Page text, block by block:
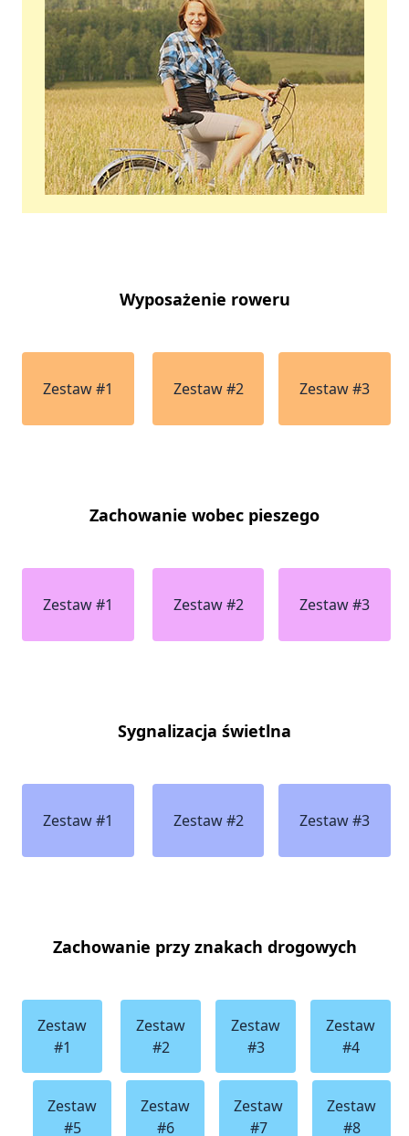
Wyposażenie roweru
Zestaw #1 Zestaw #2 Zestaw #3
Zachowanie wobec pieszego
Zestaw #1 Zestaw #2 Zestaw #3
Sygnalizacja świetlna
Zestaw #1 Zestaw #2 Zestaw #3
Zachowanie przy znakach drogowych
Zestaw
#1
Zestaw
#2
Zestaw
#3
Zestaw
#4
Zestaw
#5
Zestaw
#6
Zestaw
#7
Zestaw
#8